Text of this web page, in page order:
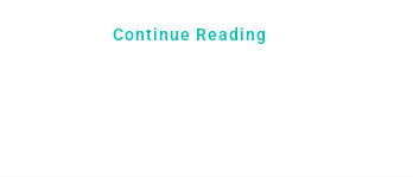
Continue Reading